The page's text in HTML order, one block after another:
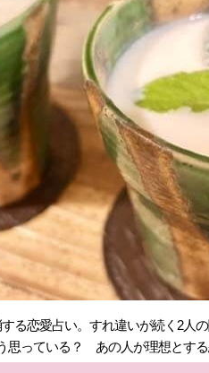
する恋愛占い。すれ違いが続く2人
思っている？ あの人が理想とする